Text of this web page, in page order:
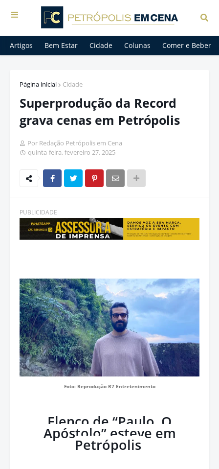
Artigos Bem Estar Cidade Colunas Comer e Beber
Página inicial Cidade
Superprodução da Record
grava cenas em Petrópolis
Por Redação Petrópolis em Cena
quinta-feira, fevereiro 27, 2025
PUBLICIDADE
Foto: Reprodução R7 Entretenimento
Elenco de “Paulo, O
Apóstolo” esteve em
Petrópolis